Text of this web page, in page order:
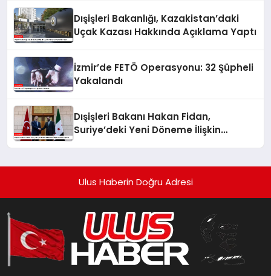
Dışişleri Bakanlığı, Kazakistan’daki
Uçak Kazası Hakkında Açıklama Yaptı
İzmir’de FETÖ Operasyonu: 32 Şüpheli
Yakalandı
Dışişleri Bakanı Hakan Fidan,
Suriye’deki Yeni Döneme İlişkin
Ulus Haberin Doğru Adresi